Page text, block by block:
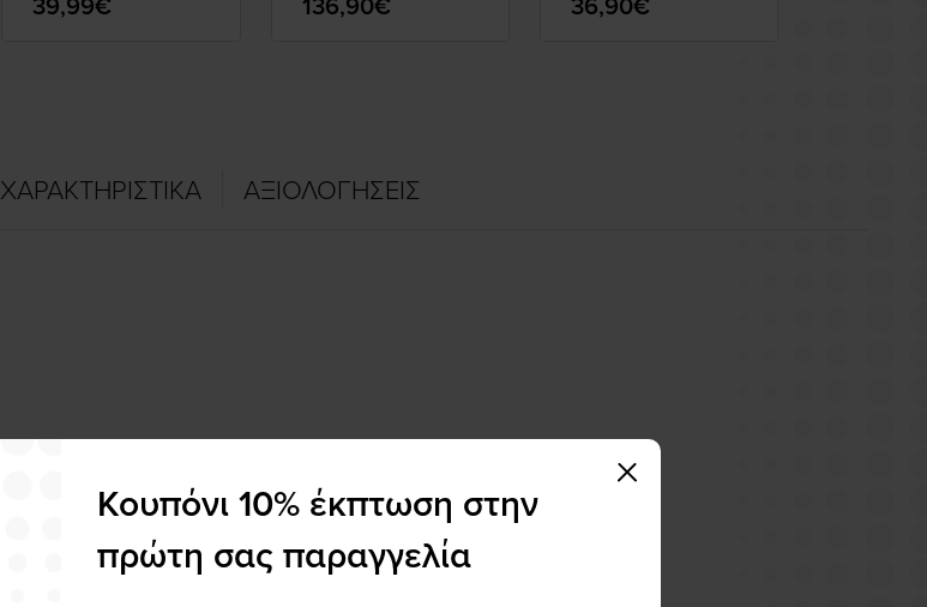
'15-20
ΧΑΡΑΚΤΗΡΙΣΤΙΚΑ ΑΞΙΟΛΟΓΗΣΕΙΣ
Κουπόνι 10% έκπτωση στην
πρώτη σας παραγγελία